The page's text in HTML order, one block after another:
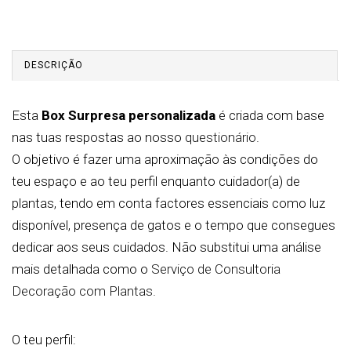
DESCRIÇÃO
Esta Box Surpresa personalizada é criada com base
nas tuas respostas ao nosso questionário.
O objetivo é fazer uma aproximação às condições do
teu espaço e ao teu perfil enquanto cuidador(a) de
plantas, tendo em conta factores essenciais como luz
disponível, presença de gatos e o tempo que consegues
dedicar aos seus cuidados. Não substitui uma análise
mais detalhada como o Serviço de Consultoria
Decoração com Plantas.
O teu perfil: